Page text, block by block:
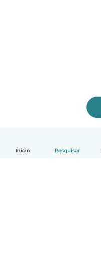
Ínicio Pesquisar